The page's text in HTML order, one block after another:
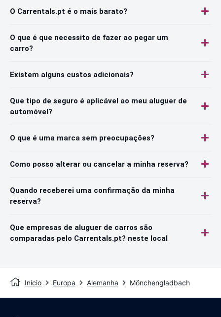
O Carrentals.pt é o mais barato?
O que é que necessito de fazer ao pegar um
carro?
Existem alguns custos adicionais?
Que tipo de seguro é aplicável ao meu aluguer de
automóvel?
O que é uma marca sem preocupações?
Como posso alterar ou cancelar a minha reserva?
Quando receberei uma confirmação da minha
reserva?
Que empresas de aluguer de carros são
comparadas pelo Carrentals.pt? neste local
Início Europa Alemanha Mönchengladbach